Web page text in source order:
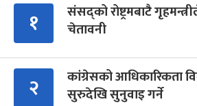
१
संसद्को रोष्ट्रमबाटै
चेतावनी
२
कांग्रेसको आधिकारिकता
सुरुदेखि सुनुवाइ गर्ने